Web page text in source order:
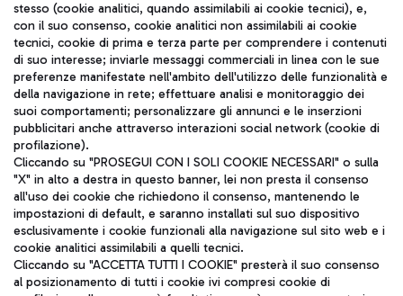
TRAVEL JOURNAL
ITA
Aeroporti di Roma S.p.A. - Società soggetta a direzione e
coordinamento di Mundys S.p.A.
Codice fiscale e Registro delle Imprese di Roma 13032990155 P.
stesso (cookie analitici, quando assimilabili ai cookie tecnici), e,
con il suo consenso, cookie analitici non assimilabili ai cookie
tecnici, cookie di prima e terza parte per comprendere i contenuti
di suo interesse; inviarle messaggi commerciali in linea con le sue
preferenze manifestate nell'ambito dell'utilizzo delle funzionalità e
della navigazione in rete; effettuare analisi e monitoraggio dei
suoi comportamenti; personalizzare gli annunci e le inserzioni
pubblicitari anche attraverso interazioni social network (cookie di
profilazione).
Cliccando su "PROSEGUI CON I SOLI COOKIE NECESSARI" o sulla
"X" in alto a destra in questo banner, lei non presta il consenso
all'uso dei cookie che richiedono il consenso, mantenendo le
impostazioni di default, e saranno installati sul suo dispositivo
esclusivamente i cookie funzionali alla navigazione sul sito web e i
cookie analitici assimilabili a quelli tecnici.
Cliccando su "ACCETTA TUTTI I COOKIE" presterà il suo consenso
al posizionamento di tutti i cookie ivi compresi cookie di